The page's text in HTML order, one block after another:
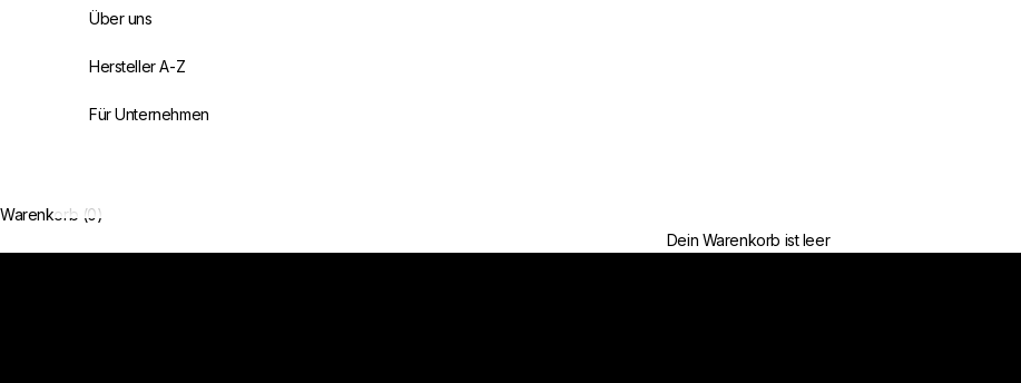
Über uns
Hersteller A-Z
Für Unternehmen
Warenkorb (0)
Dein Warenkorb ist leer
Jetzt entdecken